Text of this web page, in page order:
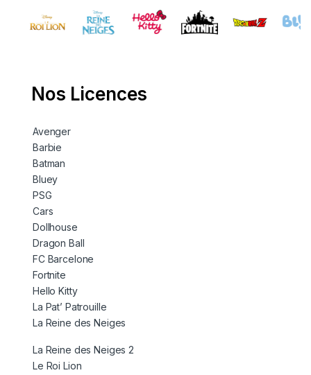
Nos Licences
Avenger
Barbie
Batman
Bluey
PSG
Cars
Dollhouse
Dragon Ball
FC Barcelone
Fortnite
Hello Kitty
La Pat’ Patrouille
La Reine des Neiges
La Reine des Neiges 2
Le Roi Lion